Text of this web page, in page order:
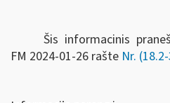
Šis informacinis
FM 2024-01-26 rašte Nr.